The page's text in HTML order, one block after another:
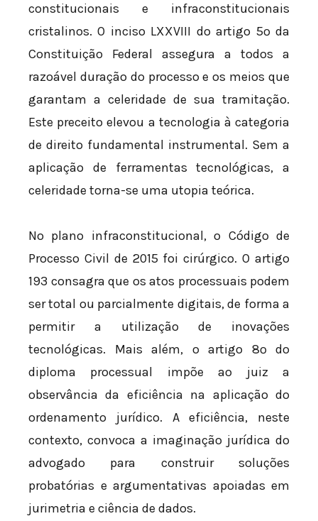
constitucionais e infraconstitucionais
cristalinos. O inciso LXXVIII do artigo 5º da
Constituição Federal assegura a todos a
razoável duração do processo e os meios que
garantam a celeridade de sua tramitação.
Este preceito elevou a tecnologia à categoria
de direito fundamental instrumental. Sem a
aplicação de ferramentas tecnológicas, a
celeridade torna-se uma utopia teórica.
No plano infraconstitucional, o Código de
Processo Civil de 2015 foi cirúrgico. O artigo
193 consagra que os atos processuais podem
ser total ou parcialmente digitais, de forma a
permitir a utilização de inovações
tecnológicas. Mais além, o artigo 8º do
diploma processual impõe ao juiz a
observância da eficiência na aplicação do
ordenamento jurídico. A eficiência, neste
contexto, convoca a imaginação jurídica do
advogado para construir soluções
probatórias e argumentativas apoiadas em
jurimetria e ciência de dados.